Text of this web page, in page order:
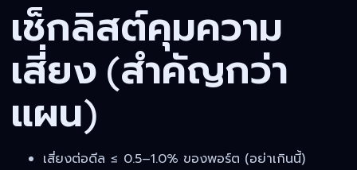
เช็กลิสต์คุมความ
เสี่ยง (สำคัญกว่า
แผน)
เสี่ยงต่อดีล ≤ 0.5–1.0% ของพอร์ต (อย่าเกินนี้)